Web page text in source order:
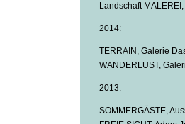
Landschaft
2014:
TERRAIN, Galerie
WANDERLUST,
2013:
SOMMERGÄSTE,